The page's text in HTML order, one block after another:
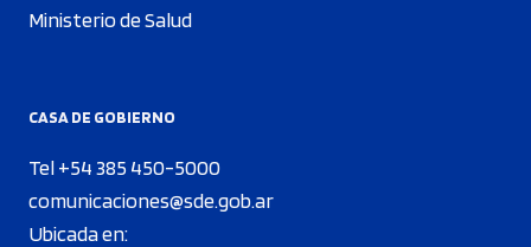
Ministerio de Salud
CASA DE GOBIERNO
Tel +54 385 450-5000
comunicaciones@sde.gob.ar
Ubicada en: